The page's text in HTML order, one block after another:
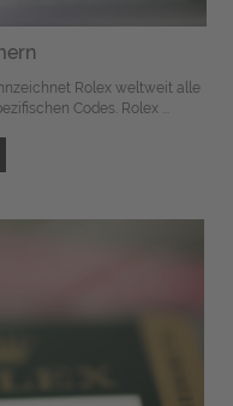
Rolex weltweit alle
Codes. Rolex ...